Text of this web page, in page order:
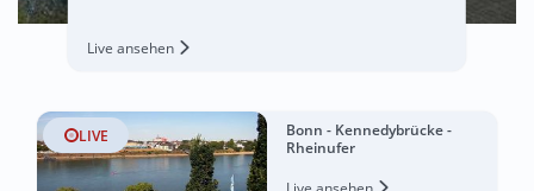
Live ansehen
LIVE
Bonn - Kennedybrücke -
Rheinufer